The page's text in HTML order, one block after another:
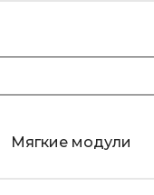
Мягкие модули